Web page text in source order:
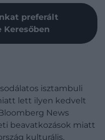
preferált
Keresőben
isztambuli
lett ilyen kedvelt
News
beavatkozások miatt
kulturális,